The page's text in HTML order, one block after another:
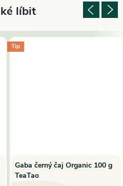
Tip
Gaba černý čaj Organic 100 g
TeaTao